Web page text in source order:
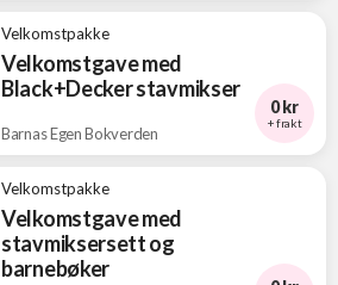
Velkomstpakke
Velkomstgave med
Black+Decker stavmikser
Barnas Egen Bokverden
0 kr
+ frakt
Velkomstpakke
Velkomstgave med
stavmiksersett og
barnebøker